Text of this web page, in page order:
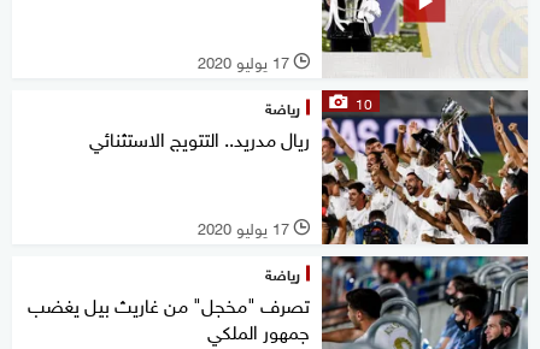
l 17 يوليو 2020
10 رياضة
ريال مدريد.. التتويج الاستثنائي
l 17 يوليو 2020
رياضة
تصرف "مخجل" من غاريث بيل يغضب
جمهور الملكي